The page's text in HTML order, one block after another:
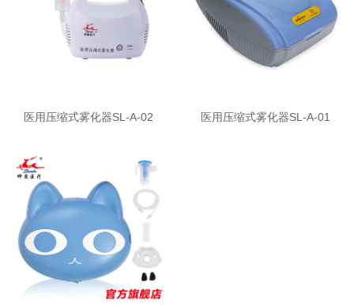
医用压缩式雾化器SL-A-02 医用压缩式雾化器SL-A-01